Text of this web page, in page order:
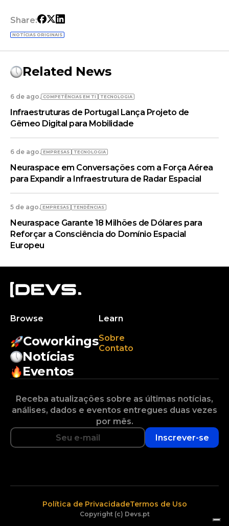
Share:
NOTÍCIAS ORIGINAIS
Related News
6 de ago. COMPETÊNCIAS EM TI TECNOLOGIA
Infraestruturas de Portugal Lança Projeto de
Gêmeo Digital para Mobilidade
6 de ago. EMPRESAS TECNOLOGIA
Neuraspace em Conversações com a Força Aérea
para Expandir a Infraestrutura de Radar Espacial
5 de ago. EMPRESAS TENDÊNCIAS
Neuraspace Garante 18 Milhões de Dólares para
Reforçar a Consciência do Domínio Espacial
Europeu
Browse
Coworkings
Notícias
Eventos
Learn
Sobre
Contato
Receba atualizações sobre as últimas notícias,
análises, dados e eventos entregues duas vezes
por mês.
Inscrever-se
Copyright (c) Devs.pt
Política de PrivacidadeTermos de Uso